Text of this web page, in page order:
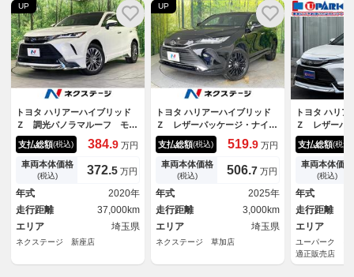
UP
トヨタ ハリアーハイブリッド
Ｚ 調光パノラマルーフ モデ
リスタエアロ ＪＢＬ 純正１
２型ナビ 全周囲カメラ 衝突
軽減 ＢＳＭ ＨＵＤ デジタ
ルインナーミラー レーダーク
ルーズ 禁煙車 電動リアゲー
ト ハーフレザー ワイヤレス
充電
支払総額(税込) 384.9 万円
車両本体価格
(税込) 372.5 万円
年式
2020年
走行距離
37,000km
エリア
埼玉県
ネクステージ 新座店
UP
トヨタ ハリアーハイブリッド
Ｚ レザーパッケージ・ナイト
シェード 調光パノラマルー
フ メーカー１２．３型ナビ
全周囲カメラ ＪＢＬサウン
ド ＡＣ１００Ｖ電源 ＢＳ
Ｍ セーフティセンス 禁煙
車 電動リアゲート 黒革シー
ト シートベンチレーション
デジタルインナーミラー
支払総額(税込) 519.9 万円
車両本体価格
(税込) 506.7 万円
年式
2025年
走行距離
3,000km
エリア
埼玉県
ネクステージ 草加店
トヨタ ハリ
Ｚ レザーパ
シェード １
ノラマルーフ
ド・モデリス
０ＡＷ・フル
カメラ・黒革
ーション・Ｌ
タルミラー・
ス・ＢＳＭ・
支払総額(税込)
車両本体価格
(税込)
年式
走行距離
エリア
ユーパーク ギ
適正販売店